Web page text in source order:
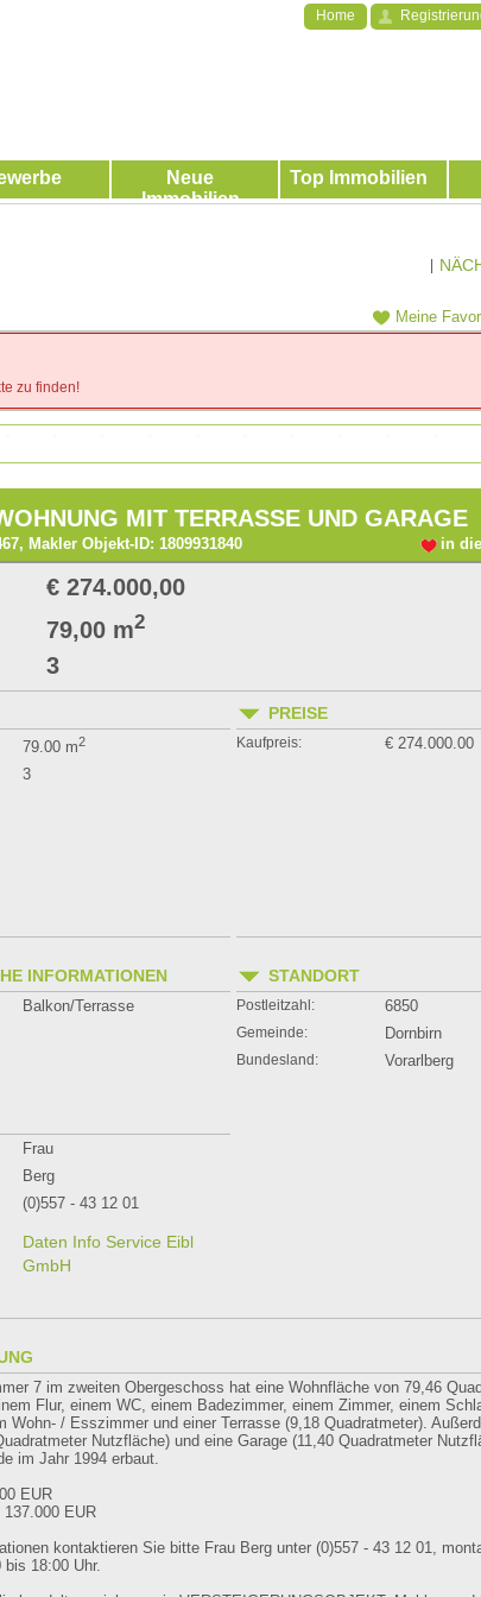
Home
Neue
Immobilien
Top Immobilien
Meine
zu finden!
MIT TERRASSE UND GARAGE
Makler Objekt-ID: 1809931840 in
€ 274.000,00
79,00 m2
3
79.00 m2
3
PREISE
Kaufpreis: € 274.000.00
INFORMATIONEN
Balkon/Terrasse
STANDORT
Postleitzahl: 6850
Gemeinde: Dornbirn
Bundesland: Vorarlberg
Frau
Berg
(0)557 - 43 12 01
Daten Info Service Eibl
GmbH
7 im zweiten Obergeschoss hat eine Wohnfläche von 79,46
Flur, einem WC, einem Badezimmer, einem Zimmer, einem
Wohn- / Esszimmer und einer Terrasse (9,18 Quadratmeter).
Nutzfläche) und eine Garage (11,40 Quadratmeter
im Jahr 1994 erbaut.
EUR
EUR
kontaktieren Sie bitte Frau Berg unter (0)557 - 43 12 01,
18:00 Uhr.